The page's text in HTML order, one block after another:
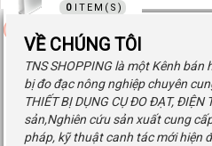
0
VỀ CHÚNG TÔI
TNS SHOPPING là một Kênh
bị đo đạc nông nghiệp chuyên
THIẾT BỊ DỤNG CỤ ĐO ĐẠT,
sản,Nghiên cứu sản xuất cung
pháp, kỹ thuật canh tác mới hiện